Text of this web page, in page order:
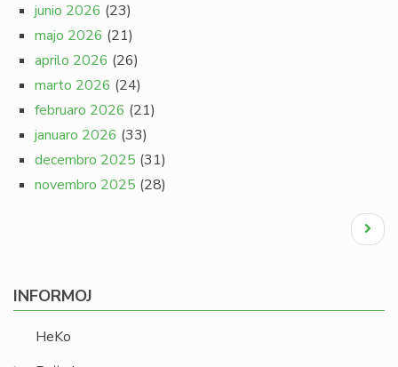
junio 2026 (23)
majo 2026 (21)
aprilo 2026 (26)
marto 2026 (24)
februaro 2026 (21)
januaro 2026 (33)
decembro 2025 (31)
novembro 2025 (28)
Next
page
INFORMOJ
HeKo